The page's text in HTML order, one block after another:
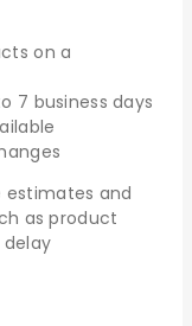
on a
7 business days
estimates and
as product